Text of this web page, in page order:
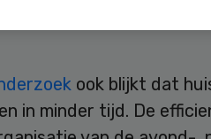
ook blijkt dat
in minder tijd. De